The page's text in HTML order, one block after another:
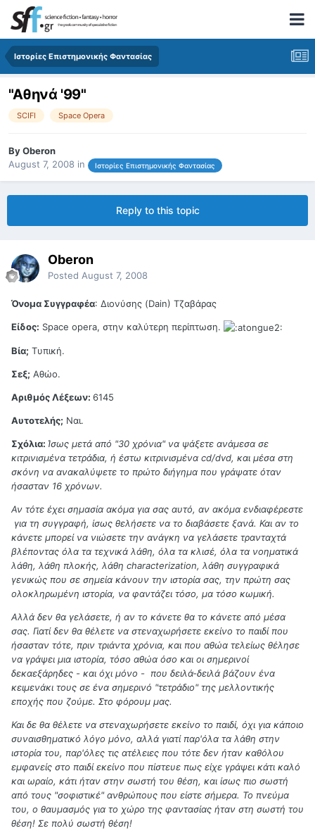
Ιστορίες Επιστημονικής Φαντασίας
"Αθηνά '99"
SCIFI Space Opera
ByOberon
August 7, 2008 in Ιστορίες Επιστημονικής Φαντασίας
Reply to this topic
Oberon
Posted August 7, 2008
Όνομα Συγγραφέα: Διονύσης (Dain) Τζαβάρας
Είδος: Space opera, στην καλύτερη περίπτωση.
Βία; Tυπική.
Σεξ; Αθώο.
Αριθμός Λέξεων: 6145
Αυτοτελής; Ναι.
Σχόλια: Ίσως μετά από "30 χρόνια" να ψάξετε ανάμεσα σε
κιτρινισμένα τετράδια, ή έστω κιτρινισμένα cd/dvd, και μέσα στη
σκόνη να ανακαλύψετε το πρώτο διήγημα που γράψατε όταν
ήσασταν 16 χρόνων.
Αν τότε έχει σημασία ακόμα για σας αυτό, αν ακόμα ενδιαφέρεστε
για τη συγγραφή, ίσως θελήσετε να το διαβάσετε ξανά. Και αν το
κάνετε μπορεί να νιώσετε την ανάγκη να γελάσετε τρανταχτά
βλέποντας όλα τα τεχνικά λάθη, όλα τα κλισέ, όλα τα νοηματικά
λάθη, λάθη πλοκής, λάθη characterization, λάθη συγγραφικά
γενικώς που σε σημεία κάνουν την ιστορία σας, την πρώτη σας
ολοκληρωμένη ιστορία, να φαντάζει τόσο, μα τόσο κωμική.
Αλλά δεν θα γελάσετε, ή αν το κάνετε θα το κάνετε από μέσα
σας. Γιατί δεν θα θέλετε να στεναχωρήσετε εκείνο το παιδί που
ήσασταν τότε, πριν τριάντα χρόνια, και που αθώα τελείως θέλησε
να γράψει μια ιστορία, τόσο αθώα όσο και οι σημερινοί
δεκαεξάρηδες - και όχι μόνο - που δειλά-δειλά βάζουν ένα
κειμενάκι τους σε ένα σημερινό "τετράδιο" της μελλοντικής
εποχής που ζούμε. Στο φόρουμ μας.
Και δε θα θέλετε να στεναχωρήσετε εκείνο το παιδί, όχι για κάποιο
συναισθηματικό λόγο μόνο, αλλά γιατί παρ'όλα τα λάθη στην
ιστορία του, παρ'όλες τις ατέλειες που τότε δεν ήταν καθόλου
εμφανείς στο παιδί εκείνο που πίστευε πως είχε γράψει κάτι καλό
και ωραίο, κάτι ήταν στην σωστή του θέση, και ίσως πιο σωστή
από τους "σοφιστικέ" ανθρώπους που είστε σήμερα. Το πνεύμα
του, ο θαυμασμός για το χώρο της φαντασίας ήταν στη σωστή του
θέση! Σε πολύ σωστή θέση!